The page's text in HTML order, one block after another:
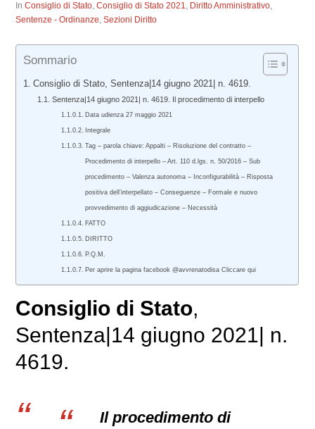
InConsiglio di Stato,Consiglio di Stato 2021, Diritto Amministrativo,
Sentenze - Ordinanze,Sezioni Diritto
Sommario
Consiglio di Stato, Sentenza|14 giugno 2021| n. 4619.
Sentenza|14 giugno 2021| n. 4619. Il procedimento di interpello
Data udienza 27 maggio 2021
Integrale
Tag – parola chiave: Appalti – Risoluzione del contratto –
Procedimento di interpello – Art. 110 d.lgs. n. 50/2016 – Sub
procedimento – Valenza autonoma – Inconfigurabilità – Risposta
positiva dell’interpellato – Conseguenze – Formale e nuovo
provvedimento di aggiudicazione – Necessità
FATTO
DIRITTO
P.Q.M.
Per aprire la pagina facebook @avvrenatodisa Cliccare qui
Consiglio di Stato,
Sentenza|14 giugno 2021| n.
4619.
Il procedimento di